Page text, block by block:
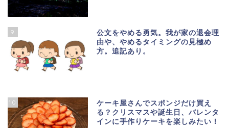
9
公文をやめる勇気。我が家の退会理
由や、やめるタイミングの見極め
方。追記あり。
10
ケーキ屋さんでスポンジだけ買え
る？クリスマスや誕生日、バレンタ
インに手作りケーキを楽しみたい！